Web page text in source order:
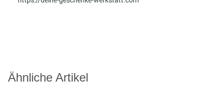
Ähnliche Artikel